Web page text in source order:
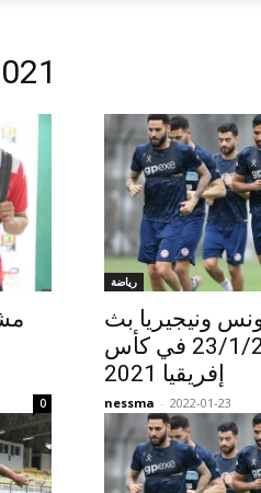
0
رياضة
ونيجيريا بث
مباشر بتاريخ 23/1/2022 في كأس
إفريقيا 2021
nessma - 2022-01-23